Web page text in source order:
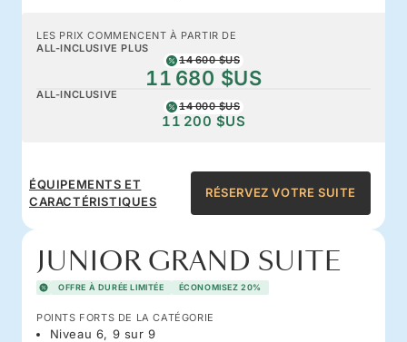
LES PRIX COMMENCENT À PARTIR DE
ALL-INCLUSIVE PLUS
14 600 $US
11 680 $US
ALL-INCLUSIVE
14 000 $US
11 200 $US
ÉQUIPEMENTS ET
CARACTÉRISTIQUES
RÉSERVEZ VOTRE SUITE
JUNIOR GRAND SUITE
OFFRE À DURÉE LIMITÉE ÉCONOMISEZ 20%
POINTS FORTS DE LA CATÉGORIE
Niveau 6, 9 sur 9